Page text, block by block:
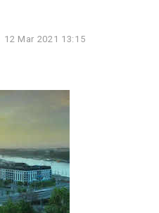
12 Mar 2021 13:15